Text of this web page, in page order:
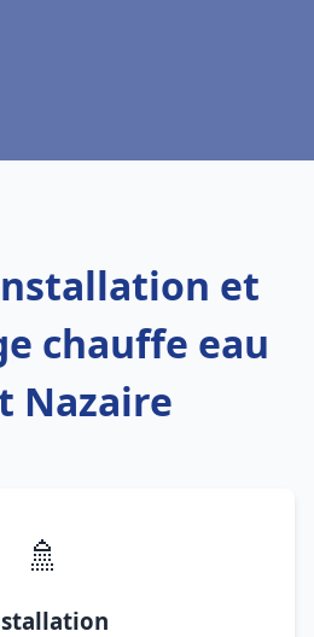
et
chauffe eau
Nazaire
🚿